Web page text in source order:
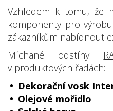
Vzhledem k tomu, že
komponenty pro
zákazníkům nabídnout
Míchané odstíny
v produktových řadách:
Dekorační vosk
Olejové mořidlo